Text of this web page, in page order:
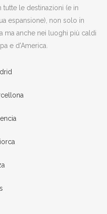
tutte le destinazioni (e in
espansione), non solo in
ma anche nei luoghi più caldi
e d'America.